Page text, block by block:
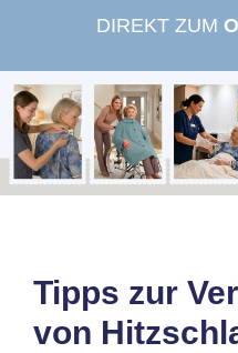
springen
DIREKT ZUM
Tipps zur
von